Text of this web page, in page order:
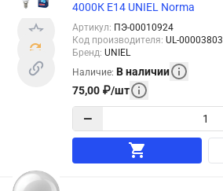
4000К E14 UNIEL Norma
Артикул: ПЭ-00010924
Код производителя: UL-00003803
Бренд: UNIEL
Наличие: В наличии
75,00 ₽/шт
−